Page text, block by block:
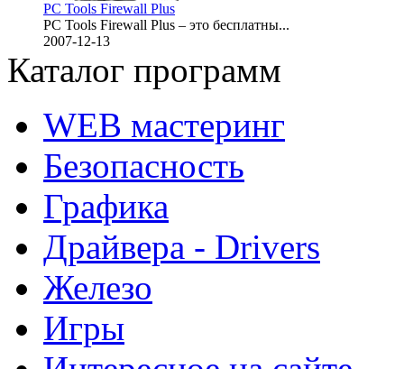
PC Tools Firewall Plus
PC Tools Firewall Plus – это бесплатны...
2007-12-13
Каталог программ
WEB мастеринг
Безопасность
Графика
Драйвера - Drivers
Железо
Игры